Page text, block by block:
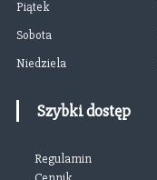
uPiątek
Sobota
Niedziela
Szybki dostęp
Regulamin